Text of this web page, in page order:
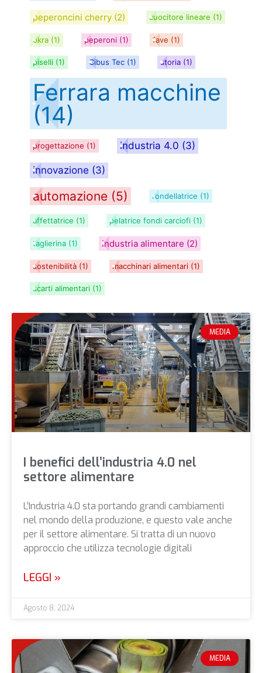
MEDIA
I benefici dell’industria 4.0 nel
settore alimentare
L’Industria 4.0 sta portando grandi cambiamenti
nel mondo della produzione, e questo vale anche
per il settore alimentare. Si tratta di un nuovo
approccio che utilizza tecnologie digitali
LEGGI »
Agosto 8, 2024
MEDIA
peperoncini cherry (2) cuocitore lineare (1)
okra (1) peperoni (1) fave (1)
piselli (1) Cibus Tec (1) storia (1)
Ferrara macchine
(14)
progettazione (1) industria 4.0 (3)
innovazione (3)
automazione (5) rondellatrice (1)
affettatrice (1) pelatrice fondi carciofi (1)
taglierina (1) industria alimentare (2)
sostenibilità (1) macchinari alimentari (1)
scarti alimentari (1)